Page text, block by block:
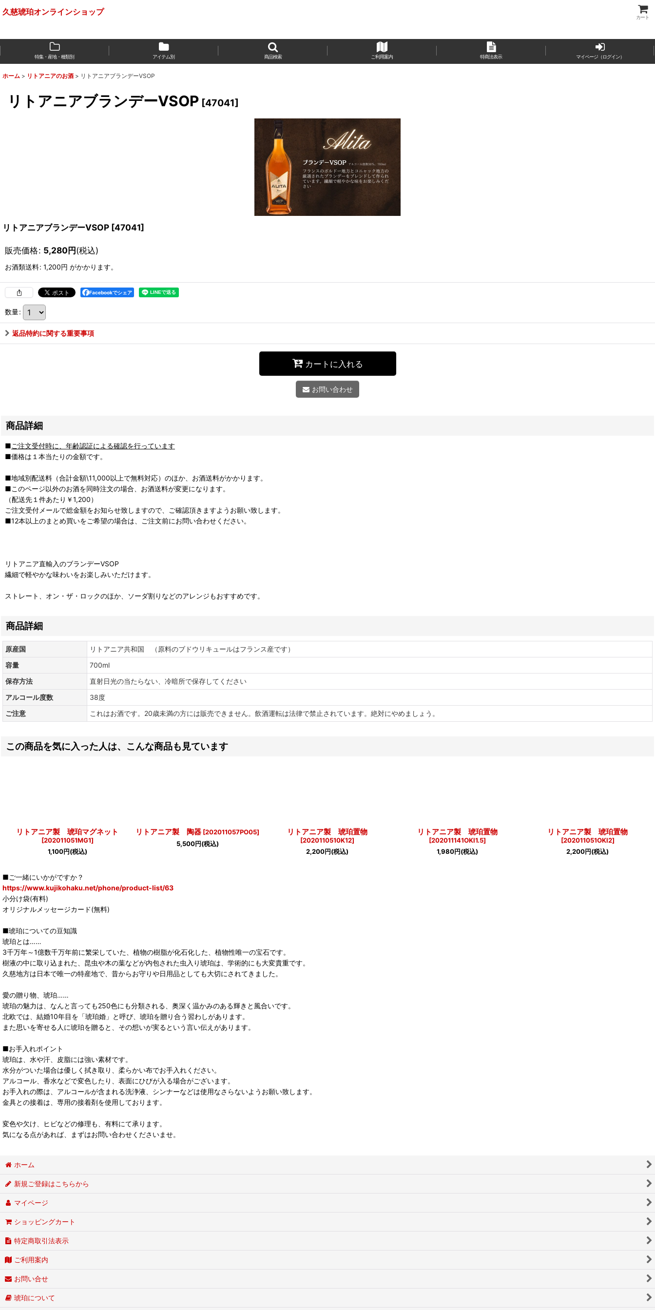
久慈琥珀オンラインショップ
カート
特集・産地・種類別 アイテム別 商品検索 ご利用案内 特商法表示 マイページ（ログイン）
ホーム > リトアニアのお酒 > リトアニアブランデーVSOP
リトアニアブランデーVSOP [47041]
リトアニアブランデーVSOP [47041]
販売価格: 5,280円(税込)
お酒類送料: 1,200円 がかかります。
Facebookでシェア
数量:
返品特約に関する重要事項
カートに入れる
お問い合わせ
商品詳細
■ご注文受付時に、年齢認証による確認を行っています
■価格は１本当たりの金額です。
■地域別配送料（合計金額\11,000以上で無料対応）のほか、お酒送料がかかります。
■このページ以外のお酒を同時注文の場合、お酒送料が変更になります。
（配送先１件あたり￥1,200）
ご注文受付メールで総金額をお知らせ致しますので、ご確認頂きますようお願い致します。
■12本以上のまとめ買いをご希望の場合は、ご注文前にお問い合わせください。
リトアニア直輸入のブランデーVSOP
繊細で軽やかな味わいをお楽しみいただけます。
ストレート、オン・ザ・ロックのほか、ソーダ割りなどのアレンジもおすすめです。
商品詳細
原産国
リトアニア共和国 （原料のブドウリキュールはフランス産です）
容量
700ml
保存方法
直射日光の当たらない、冷暗所で保存してください
アルコール度数
38度
ご注意
これはお酒です。20歳未満の方には販売できません。飲酒運転は法律で禁止されています。絶対にやめましょう。
この商品を気に入った人は、こんな商品も見ています
リトアニア製 琥珀マグネット
[202011051MG1]
1,100円(税込)
リトアニア製 陶器 [202011057PO05]
5,500円(税込)
リトアニア製 琥珀置物
[2020110510K12]
2,200円(税込)
リトアニア製 琥珀置物
[202011141OKI1.5]
1,980円(税込)
リトアニア製 琥珀置物
[202011051OKI2]
2,200円(税込)
■ご一緒にいかがですか？
https://www.kujikohaku.net/phone/product-list/63
小分け袋(有料)
オリジナルメッセージカード(無料)
■琥珀についての豆知識
琥珀とは……
3千万年～1億数千万年前に繁栄していた、植物の樹脂が化石化した、植物性唯一の宝石です。
樹液の中に取り込まれた、昆虫や木の葉などが内包された虫入り琥珀は、学術的にも大変貴重です。
久慈地方は日本で唯一の特産地で、昔からお守りや日用品としても大切にされてきました。
愛の贈り物、琥珀……
琥珀の魅力は、なんと言っても250色にも分類される、奥深く温かみのある輝きと風合いです。
北欧では、結婚10年目を「琥珀婚」と呼び、琥珀を贈り合う習わしがあります。
また思いを寄せる人に琥珀を贈ると、その想いが実るという言い伝えがあります。
■お手入れポイント
琥珀は、水や汗、皮脂には強い素材です。
水分がついた場合は優しく拭き取り、柔らかい布でお手入れください。
アルコール、香水などで変色したり、表面にひびが入る場合がございます。
お手入れの際は、アルコールが含まれる洗浄液、シンナーなどは使用なさらないようお願い致します。
金具との接着は、専用の接着剤を使用しております。
変色や欠け、ヒビなどの修理も、有料にて承ります。
気になる点があれば、まずはお問い合わせくださいませ。
ホーム
新規ご登録はこちらから
マイページ
ショッピングカート
特定商取引法表示
ご利用案内
お問い合せ
琥珀について